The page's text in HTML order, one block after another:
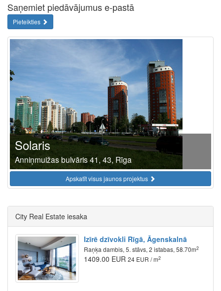
Saņemiet piedāvājumus e-pastā
Pieteikties
Solaris
Anniņmuižas bulvāris 41, 43, Rīga
Apskatīt visus jaunos projektus
City Real Estate iesaka
Izīrē dzīvokli Rīgā, Āgenskalnā
Raņķa dambis, 5. stāvs, 2 istabas, 58.70m2
1409.00 EUR 24 EUR / m2